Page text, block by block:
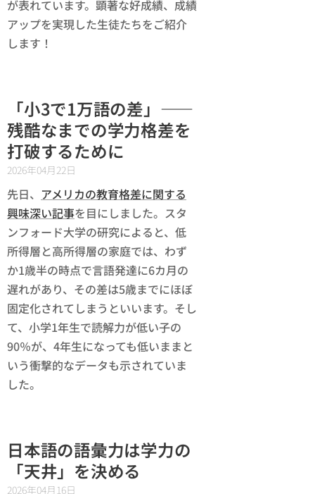
が表れています。顕著な好成績、成績
アップを実現した生徒たちをご紹介
します！
「小3で1万語の差」――
残酷なまでの学力格差を
打破するために
2026年04月22日
先日、 アメリカの教育格差に関する
興味深い記事を目にしました。スタ
ンフォード大学の研究によると、低
所得層と高所得層の家庭では、わず
か1歳半の時点で言語発達に6カ月の
遅れがあり、その差は5歳までにほぼ
固定化されてしまうといいます。そし
て、小学1年生で読解力が低い子の
90％が、4年生になっても低いままと
いう衝撃的なデータも示されていま
した。
日本語の語彙力は学力の
「天井」を決める
2026年04月16日